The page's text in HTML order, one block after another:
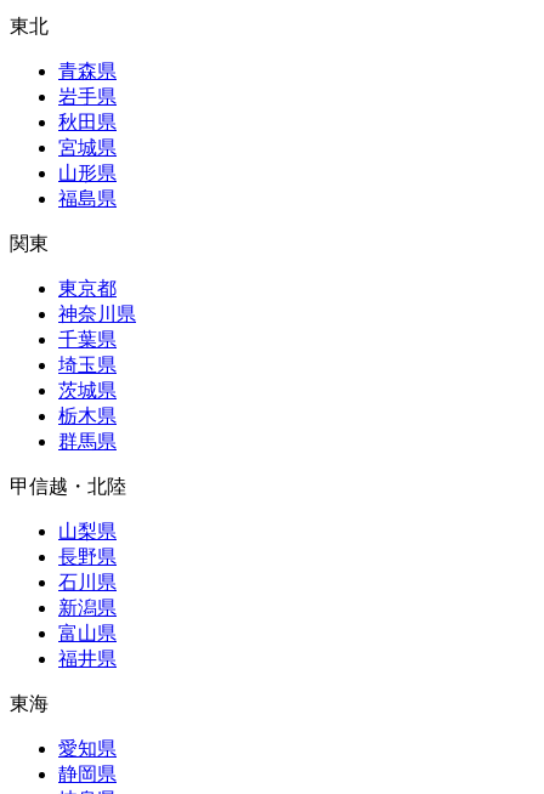
東北
青森県
岩手県
秋田県
宮城県
山形県
福島県
関東
東京都
神奈川県
千葉県
埼玉県
茨城県
栃木県
群馬県
甲信越・北陸
山梨県
長野県
石川県
新潟県
富山県
福井県
東海
愛知県
静岡県